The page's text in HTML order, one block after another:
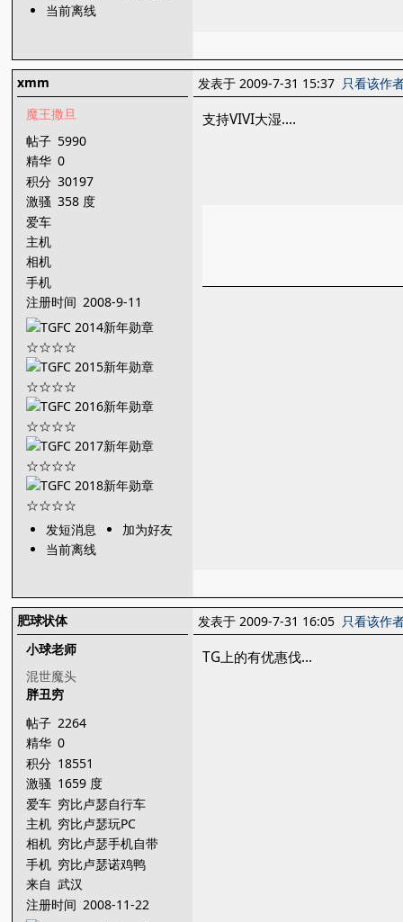
当前离线
xmm
魔王撒旦
帖子 5990
精华 0
积分 30197
激骚 358 度
爱车
主机
相机
手机
注册时间 2008-9-11
发短消息
加为好友
当前离线
发表于 2009-7-31 15:37 只看该作
支持VIVI大湿....
肥球状体
小球老师
混世魔头
胖丑穷
帖子 2264
精华 0
积分 18551
激骚 1659 度
爱车 穷比卢瑟自行车
主机 穷比卢瑟玩PC
相机 穷比卢瑟手机自带
手机 穷比卢瑟诺鸡鸭
来自 武汉
注册时间 2008-11-22
发表于 2009-7-31 16:05 只看该作
TG上的有优惠伐...